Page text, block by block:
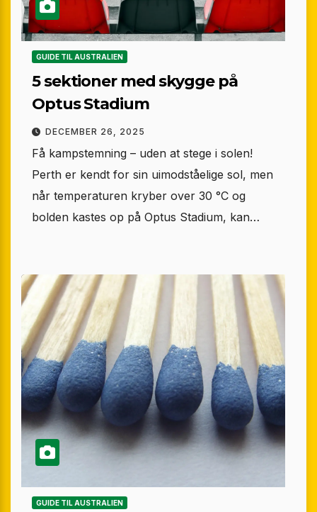
GUIDE TIL AUSTRALIEN
5 sektioner med skygge på
Optus Stadium
DECEMBER 26, 2025
Få kampstemning – uden at stege i solen!
Perth er kendt for sin uimodståelige sol, men
når temperaturen kryber over 30 °C og
bolden kastes op på Optus Stadium, kan…
GUIDE TIL AUSTRALIEN